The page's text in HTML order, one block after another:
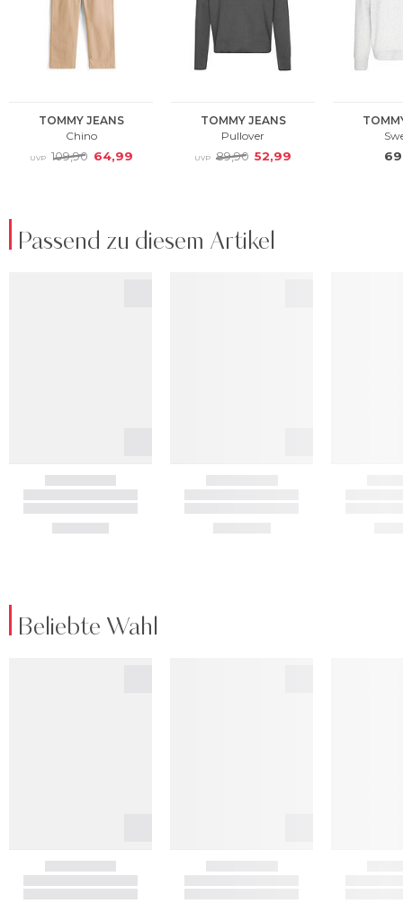
Passend zu diesem Artikel
Beliebte Wahl